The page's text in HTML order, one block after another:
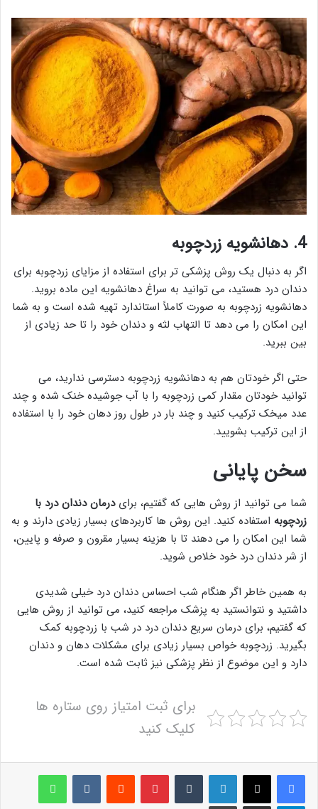
4. دهانشویه زردچوبه
اگر به دنبال یک روش پزشکی تر برای استفاده از مزایای زردچوبه برای
دندان درد هستید، می توانید به سراغ دهانشویه این ماده بروید.
دهانشویه زردچوبه به صورت کاملاً استاندارد تهیه شده است و به شما
این امکان را می دهد تا التهاب لثه و دندان خود را تا حد زیادی از
بین ببرید.
حتی اگر خودتان هم به دهانشویه زردچوبه دسترسی ندارید، می
توانید خودتان مقدار کمی زردچوبه را با آب جوشیده خنک شده و چند
عدد میخک ترکیب کنید و چند بار در طول روز دهان خود را با استفاده
از این ترکیب بشویید.
سخن پایانی
شما می توانید از روش هایی که گفتیم، برایدرمان دندان درد با
زردچوبه استفاده کنید. این روش ها کاربردهای بسیار زیادی دارند و به
شما این امکان را می دهند تا با هزینه بسیار مقرون و صرفه و پایین،
از شر دندان درد خود خلاص شوید.
به همین خاطر اگر هنگام شب احساس دندان درد خیلی شدیدی
داشتید و نتوانستید به پزشک مراجعه کنید، می توانید از روش هایی
که گفتیم، برای درمان سریع دندان درد در شب با زردچوبه کمک
بگیرید. زردچوبه خواص بسیار زیادی برای مشکلات دهان و دندان
دارد و این موضوع از نظر پزشکی نیز ثابت شده است.
برای ثبت امتیاز روی ستاره ها
کلیک کنید
لینکدین ‫تامبلر پینترست‫رددیت ‫VKontakteواتس آپ
تلگرام اشتراک گذاری از طریق ایمیل چاپ